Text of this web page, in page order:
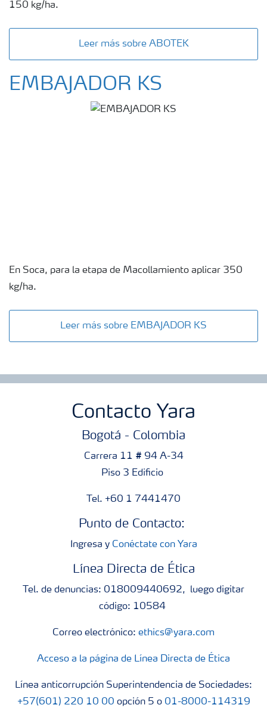
150 kg/ha.
Leer más sobre ABOTEK
EMBAJADOR KS
En Soca, para la etapa de Macollamiento aplicar 350
kg/ha.
Leer más sobre EMBAJADOR KS
Contacto Yara
Bogotá - Colombia
Carrera 11 # 94 A-34
Piso 3 Edificio
Tel. +60 1 7441470
Punto de Contacto:
Ingresa y Conéctate con Yara
Línea Directa de Ética
Tel. de denuncias: 018009440692, luego digitar
código: 10584
Correo electrónico: ethics@yara.com
Acceso a la página de Línea Directa de Ética
Línea anticorrupción Superintendencia de Sociedades:
+57(601) 220 10 00 opción 5 o 01-8000-114319